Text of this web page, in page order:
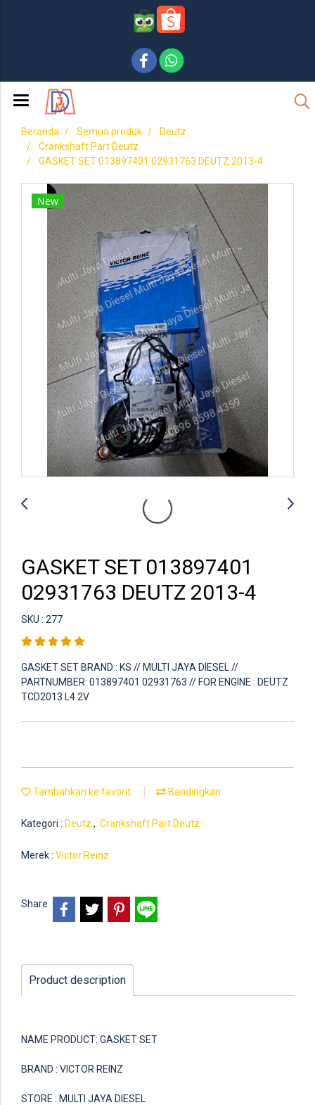
Beranda Semua produk
Deutz
Crankshaft Part Deutz
GASKET SET 013897401 02931763 DEUTZ 2013-4
New
GASKET SET 013897401
02931763 DEUTZ 2013-4
SKU : 277
GASKET SET BRAND : KS // MULTI JAYA DIESEL //
PARTNUMBER: 013897401 02931763 // FOR ENGINE : DEUTZ
TCD2013 L4 2V
Tambahkan ke favorit Bandingkan
Kategori : Deutz , Crankshaft Part Deutz
Merek : Victor Reinz
Share
Product description
NAME PRODUCT: GASKET SET
BRAND : VICTOR REINZ
STORE : MULTI JAYA DIESEL